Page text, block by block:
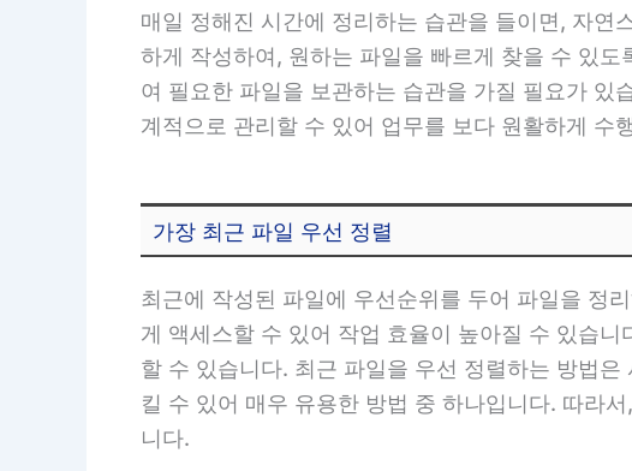
매일 정해진 시간에 정리하는 습관을 들이면, 자연
하게 작성하여, 원하는 파일을 빠르게 찾을 수 있
여 필요한 파일을 보관하는 습관을 가질 필요가 있
계적으로 관리할 수 있어 업무를 보다 원활하게 수
가장 최근 파일 우선 정렬
최근에 작성된 파일에 우선순위를 두어 파일을 정
게 액세스할 수 있어 작업 효율이 높아질 수 있습
할 수 있습니다. 최근 파일을 우선 정렬하는 방법
킬 수 있어 매우 유용한 방법 중 하나입니다. 따라
니다.